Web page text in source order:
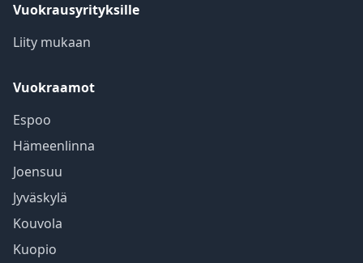
Vuokrausyrityksille
Liity mukaan
Vuokraamot
Espoo
Hämeenlinna
Joensuu
Jyväskylä
Kouvola
Kuopio